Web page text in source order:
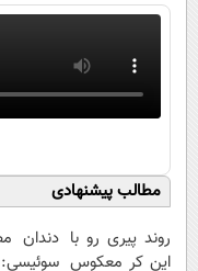
مطالب پیشنهادی
روند پیری رو با
این کر معکوس
دندان
سوئیسی: